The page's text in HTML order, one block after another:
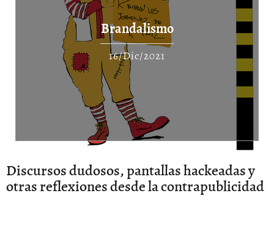
Brandalismo
16/Dic/2021
Discursos dudosos, pantallas hackeadas y
otras reflexiones desde la contrapublicidad